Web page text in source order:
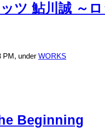
ツ 鮎川誠 ～
PM, under WORKS
Beginning